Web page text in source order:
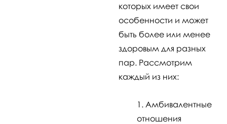
которых имеет свои
особенности и может
быть более или менее
здоровым для разных
пар. Рассмотрим
каждый из них:
Амбивалентные
отношения